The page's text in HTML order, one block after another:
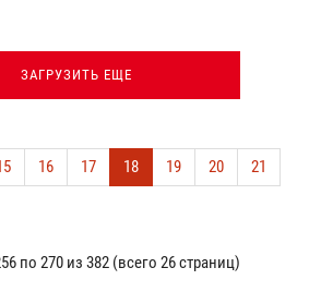
ЗАГРУЗИТЬ ЕЩЕ
16 17 18 19 20
21
по 270 из 382 (всего 26 страниц)